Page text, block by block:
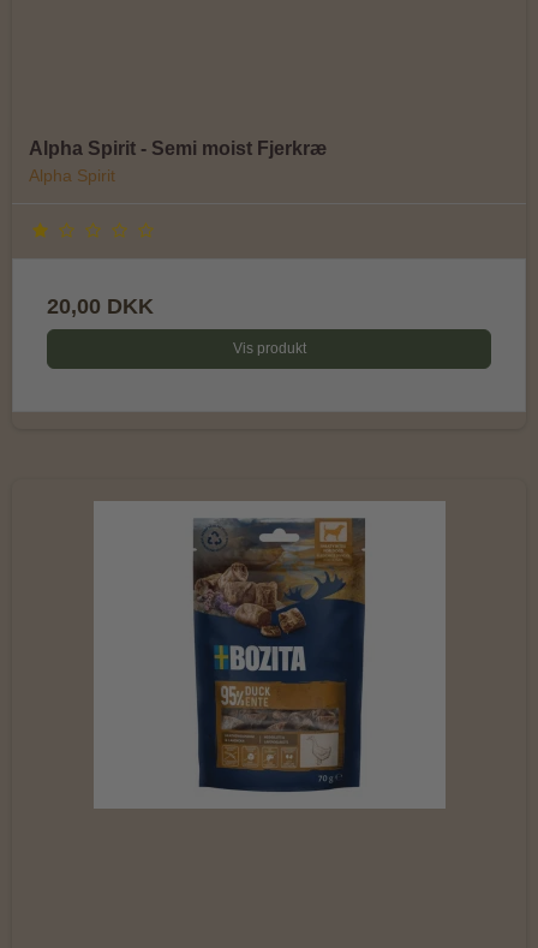
Alpha Spirit - Semi moist Fjerkræ
Alpha Spirit
20,00 DKK
Vis produkt